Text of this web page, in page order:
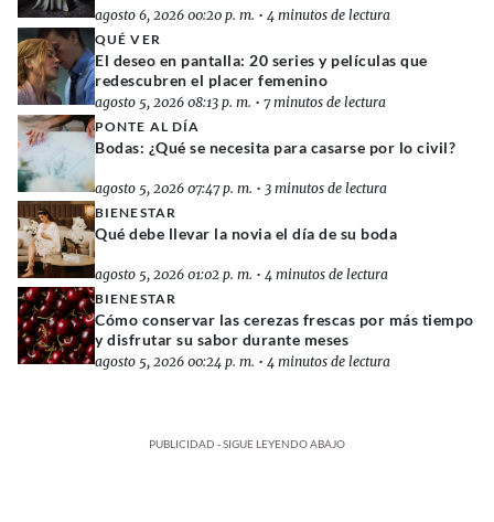
agosto 6, 2026 00:20 p. m. • 4 minutos de lectura
QUÉ VER
El deseo en pantalla: 20 series y películas que
redescubren el placer femenino
agosto 5, 2026 08:13 p. m. • 7 minutos de lectura
PONTE AL DÍA
Bodas: ¿Qué se necesita para casarse por lo civil?
agosto 5, 2026 07:47 p. m. • 3 minutos de lectura
BIENESTAR
Qué debe llevar la novia el día de su boda
agosto 5, 2026 01:02 p. m. • 4 minutos de lectura
BIENESTAR
Cómo conservar las cerezas frescas por más tiempo
y disfrutar su sabor durante meses
agosto 5, 2026 00:24 p. m. • 4 minutos de lectura
PUBLICIDAD - SIGUE LEYENDO ABAJO